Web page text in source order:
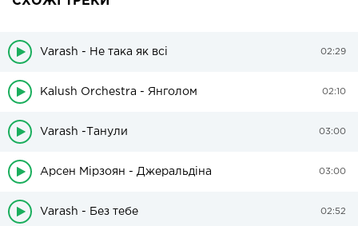
Varash - Не така як всі 02:29
Kalush Orchestra - Янголом 02:10
Varash -Танули 03:00
Арсен Мірзоян - Джеральдіна 03:00
Varash - Без тебе 02:52